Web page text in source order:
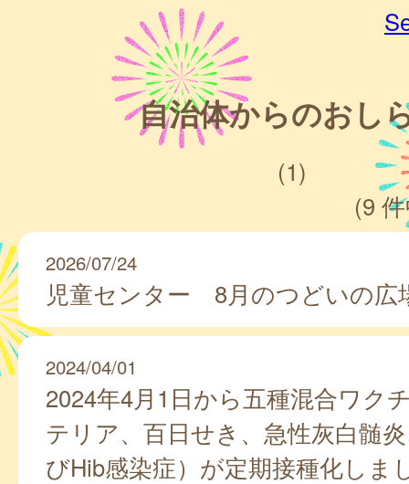
自治体からのおし
(1)
(9
2026/07/24
児童センター 8月のつどいの広
2024/04/01
2024年4月1日から五種混合ワク
テリア、百日せき、急性灰白髄
びHib感染症）が定期接種化しま